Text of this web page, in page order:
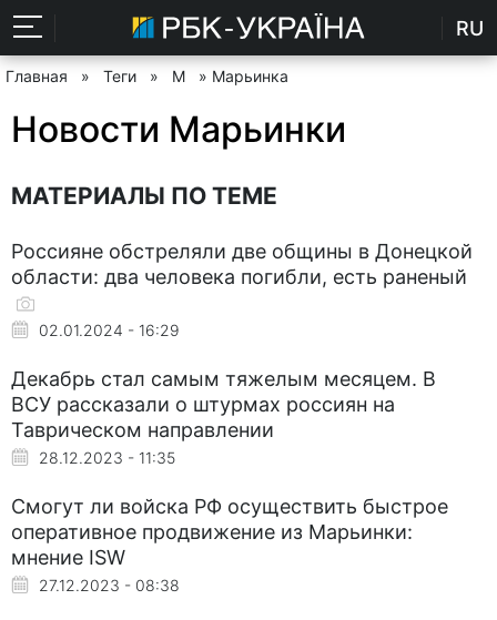
RU
Главная » Теги » М » Марьинка
Новости Марьинки
МАТЕРИАЛЫ ПО ТЕМЕ
Россияне обстреляли две общины в Донецкой
области: два человека погибли, есть раненый
02.01.2024 - 16:29
Декабрь стал самым тяжелым месяцем. В
ВСУ рассказали о штурмах россиян на
Таврическом направлении
28.12.2023 - 11:35
Смогут ли войска РФ осуществить быстрое
оперативное продвижение из Марьинки:
мнение ISW
27.12.2023 - 08:38